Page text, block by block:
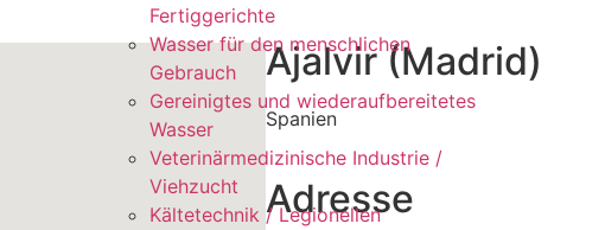
Fertiggerichte
Wasser für den menschlichen
Gebrauch
Gereinigtes und wiederaufbereitetes
Wasser
Veterinärmedizinische Industrie /
Viehzucht
Kältetechnik / Legionellen
Ajalvir (Madrid)
Spanien
Adresse